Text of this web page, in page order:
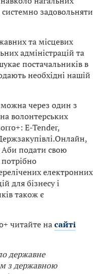
задовольняти
та місцевих
адміністрацій та
постачальників в
необхідні нашій
через один з
волонтерських
E-Tender,
подати свою
електронних
для бізнесу і
також є
читайте насайті
державне
з державною